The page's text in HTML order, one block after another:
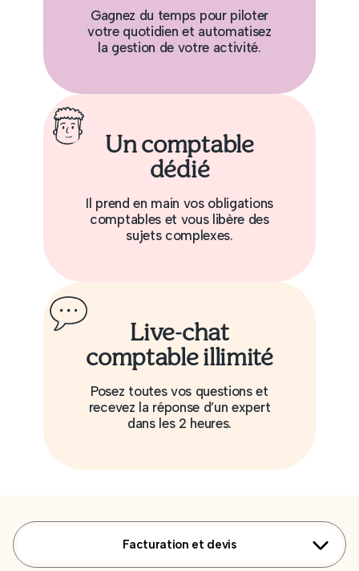
Gagnez du temps pour piloter
votre quotidien et automatisez
la gestion de votre activité.
Un comptable
dédié
Il prend en main vos obligations
comptables et vous libère des
sujets complexes.
Live-chat
comptable illimité
Posez toutes vos questions et
recevez la réponse d’un expert
dans les 2 heures.
Facturation et devis